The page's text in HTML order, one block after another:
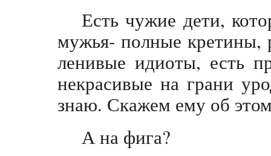
Есть чужие дети,
мужья- полные кретины,
ленивые идиоты, есть
некрасивые на грани
знаю. Скажем ему об
А на фига?